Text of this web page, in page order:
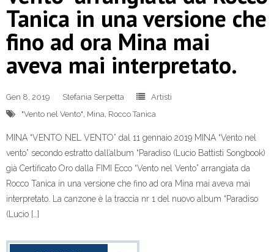
Tanica in una versione che
fino ad ora Mina mai
aveva mai interpretato.
Gen 8, 2019 Stefania Serpetta
Artisti
"Vento nel Vento", Mina, Rocco Tanica
MINA “VENTO NEL VENTO” dal 11 gennaio 2019 MINA “Vento nel
vento” secondo estratto dall’album “Paradiso (Lucio Battisti Songbook)
già Certificato Oro dalla FIMI Ecco “Vento nel Vento” arrangiata da
Rocco Tanica in una versione che fino ad ora Mina mai aveva mai
interpretato. La canzone è la traccia nr 1 del nuovo album “Paradiso
(Lucio […]